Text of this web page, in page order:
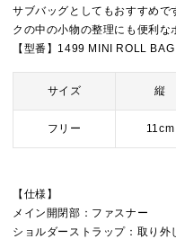
サブバッグとしてもおすすめで
クの中の小物の整理にも便利な
【型番】1499 MINI ROLL BAG
サイズ 縦
フリー 11cm
【仕様】
メイン開閉部：ファスナー
ショルダーストラップ：取り外